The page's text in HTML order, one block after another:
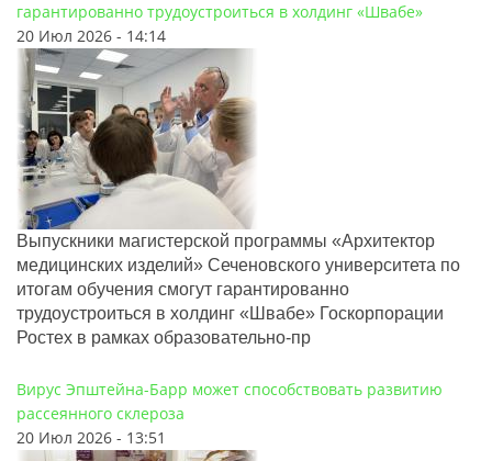
гарантированно трудоустроиться в холдинг «Швабе»
20 Июл 2026 - 14:14
Выпускники магистерской программы «Архитектор
медицинских изделий» Сеченовского университета по
итогам обучения смогут гарантированно
трудоустроиться в холдинг «Швабе» Госкорпорации
Ростех в рамках образовательно-пр
Вирус Эпштейна-Барр может способствовать развитию
рассеянного склероза
20 Июл 2026 - 13:51